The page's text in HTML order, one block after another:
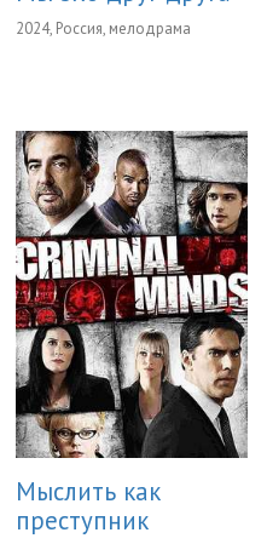
2024, Россия, мелодрама
Мыслить как
преступник